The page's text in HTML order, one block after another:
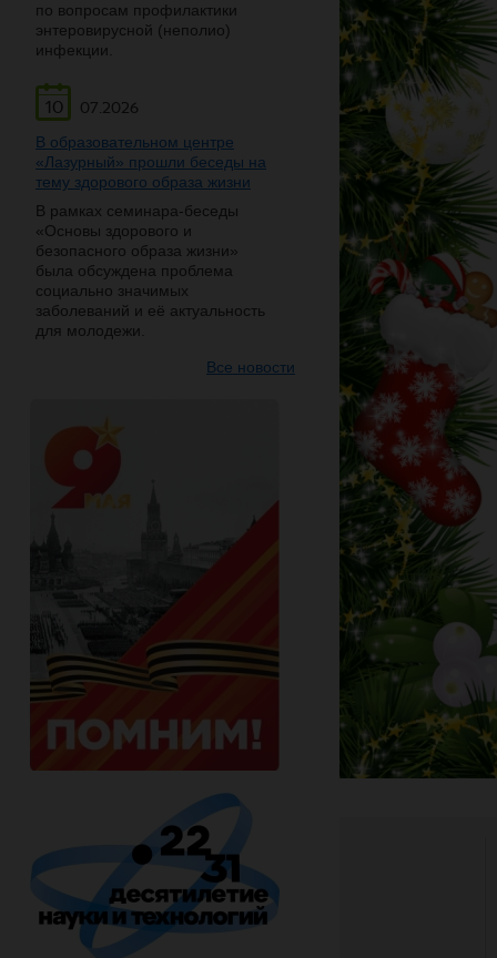
по вопросам профилактики
энтеровирусной (неполио)
инфекции.
10
07.2026
В образовательном центре
«Лазурный» прошли беседы на
тему здорового образа жизни
В рамках семинара-беседы
«Основы здорового и
безопасного образа жизни»
была обсуждена проблема
социально значимых
заболеваний и её актуальность
для молодежи.
Все новости